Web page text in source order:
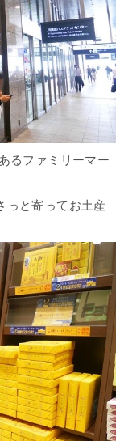
るファミリーマー
っと寄ってお土産